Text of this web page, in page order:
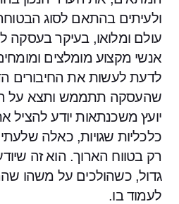
ולעיתים בהתאם לסוג
עולם ומלואו, בעיקר בעסקה
אנשי מקצוע מומלצים
לדעת לעשות את החיבורים
שהעסקה תתממש ותצא על
יועץ משכנתאות יודע
כלכליות שגויות, כאלה
רק בטווח הארוך. הוא זה
גדול, כשהולכים על משהו
לעמוד בו.